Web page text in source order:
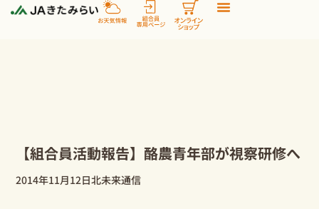
【組合員活動報告】酪農青年部が視察研修へ
2014年11月12日北未来通信